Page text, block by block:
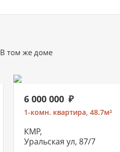
В том же доме
6 000 000
1-комн. квартира, 48.7м²
КМР,
Уральская ул, 87/7